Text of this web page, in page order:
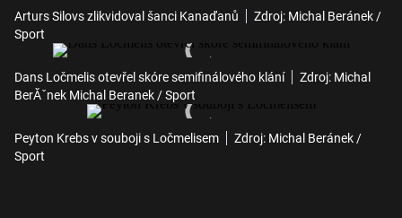
Arturs Silovs zlikvidoval šanci Kanaďanů
Zdroj: Michal Beránek /
Sport
Dans Ločmelis otevřel skóre semifinálového klání
Zdroj: Michal
BerĂˇnek Michal Beranek / Sport
Peyton Krebs v souboji s Ločmelisem
Zdroj: Michal Beránek /
Sport